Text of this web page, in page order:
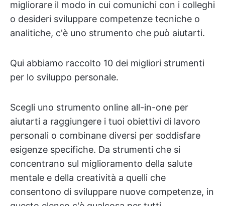
migliorare il modo in cui comunichi con i colleghi
o desideri sviluppare competenze tecniche o
analitiche, c'è uno strumento che può aiutarti.
Qui abbiamo raccolto 10 dei migliori strumenti
per lo sviluppo personale.
Scegli uno strumento online all-in-one per
aiutarti a raggiungere i tuoi obiettivi di lavoro
personali o combinane diversi per soddisfare
esigenze specifiche. Da strumenti che si
concentrano sul miglioramento della salute
mentale e della creatività a quelli che
consentono di sviluppare nuove competenze, in